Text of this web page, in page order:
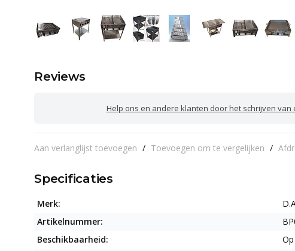
Reviews
Help ons en andere klanten door het schrijven van
Aan verlanglijst toevoegen / Toevoegen om te vergelijken /
Specificaties
Merk:
Artikelnummer:
Beschikbaarheid: